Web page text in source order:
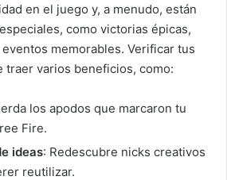
en el juego y, a menudo, están
como victorias épicas,
memorables. Verificar tus
traer varios beneficios, como:
los apodos que marcaron tu
Fire.
ideas: Redescubre nicks creativos
reutilizar.